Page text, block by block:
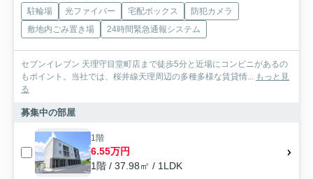
駐輪場 光ファイバー 宅配ボックス
防犯カメラ
敷地内ごみ置き場
24時間緊急通報システム
セブンイレブン 天理守目堂町店まで徒歩5分と近場にコンビニがあるの
もポイント。当社では、桜井線天理周辺の多種多様な賃貸情... もっと見
る
募集中の部屋
1階
6.55万円
1階 / 37.98㎡ / 1LDK